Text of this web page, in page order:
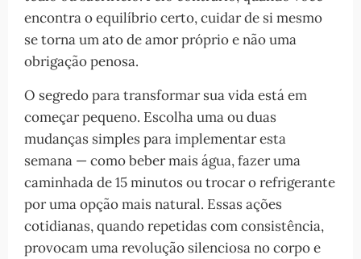
encontra o equilíbrio certo, cuidar de si mesmo
se torna um ato de amor próprio e não uma
obrigação penosa.
O segredo para transformar sua vida está em
começar pequeno. Escolha uma ou duas
mudanças simples para implementar esta
semana — como beber mais água, fazer uma
caminhada de 15 minutos ou trocar o refrigerante
por uma opção mais natural. Essas ações
cotidianas, quando repetidas com consistência,
provocam uma revolução silenciosa no corpo e